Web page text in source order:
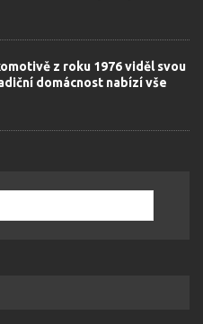
z roku 1976 viděl svou
domácnost nabízí vše